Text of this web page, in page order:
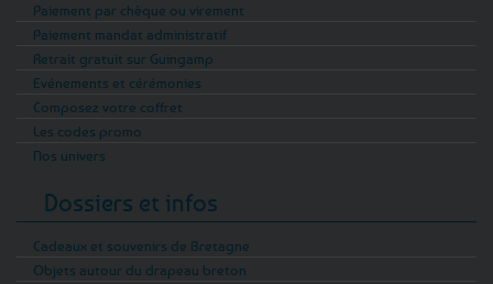
Paiement par chèque ou virement
Paiement mandat administratif
Retrait gratuit sur Guingamp
Evénements et cérémonies
Composez votre coffret
Les codes promo
Nos univers
Dossiers et infos
Cadeaux et souvenirs de Bretagne
Objets autour du drapeau breton